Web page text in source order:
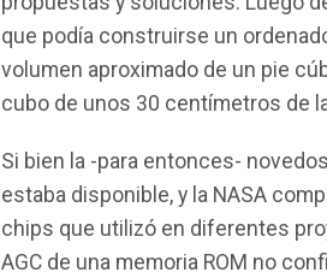
que podí­a construirse un
volumen aproximado de un pie
cubo de unos 30 centí­metros de
Si bien la -para entonces-
estaba disponible, y la NASA
chips que utilizó en diferentes
AGC de una memoria ROM no